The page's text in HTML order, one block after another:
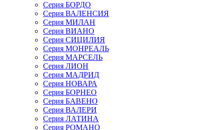
Серия БОРДО
Серия ВАЛЕНСИЯ
Серия МИЛАН
Серия ВИАНО
Серия СИЦИЛИЯ
Серия МОНРЕАЛЬ
Серия МАРСЕЛЬ
Серия ЛИОН
Серия МАДРИД
Серия НОВАРА
Серия БОРНЕО
Серия БАВЕНО
Серия ВАЛЕРИ
Серия ЛАТИНА
Серия РОМАНО